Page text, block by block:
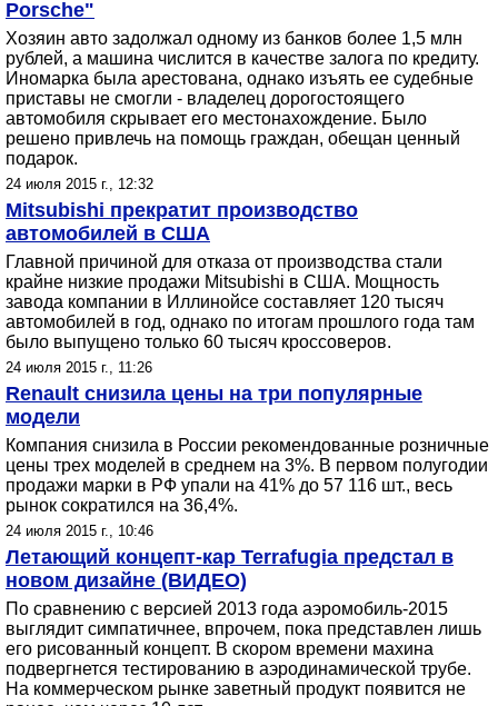
Porsche"
Хозяин авто задолжал одному из банков более 1,5 млн
рублей, а машина числится в качестве залога по кредиту.
Иномарка была арестована, однако изъять ее судебные
приставы не смогли - владелец дорогостоящего
автомобиля скрывает его местонахождение. Было
решено привлечь на помощь граждан, обещан ценный
подарок.
24 июля 2015 г., 12:32
Mitsubishi прекратит производство
автомобилей в США
Главной причиной для отказа от производства стали
крайне низкие продажи Mitsubishi в США. Мощность
завода компании в Иллинойсе составляет 120 тысяч
автомобилей в год, однако по итогам прошлого года там
было выпущено только 60 тысяч кроссоверов.
24 июля 2015 г., 11:26
Renault снизила цены на три популярные
модели
Компания снизила в России рекомендованные розничные
цены трех моделей в среднем на 3%. В первом полугодии
продажи марки в РФ упали на 41% до 57 116 шт., весь
рынок сократился на 36,4%.
24 июля 2015 г., 10:46
Летающий концепт-кар Terrafugia предстал в
новом дизайне (ВИДЕО)
По сравнению с версией 2013 года аэромобиль-2015
выглядит симпатичнее, впрочем, пока представлен лишь
его рисованный концепт. В скором времени махина
подвергнется тестированию в аэродинамической трубе.
На коммерческом рынке заветный продукт появится не